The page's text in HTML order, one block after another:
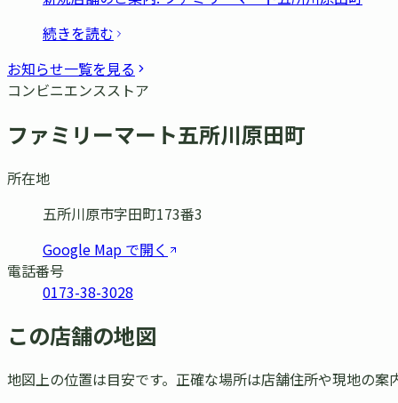
続きを読む
お知らせ一覧を見る
コンビニエンスストア
ファミリーマート五所川原田町
所在地
五所川原市字田町173番3
Google Map で開く
電話番号
0173-38-3028
この店舗の地図
地図上の位置は目安です。正確な場所は店舗住所や現地の案